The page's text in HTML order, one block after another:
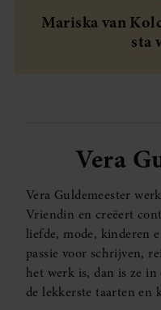
Mariska van
sta
Vera
Vera Guldemeester
Vriendin en creëert
liefde, mode, kinderen
passie voor schrijven,
het werk is, dan is ze
de lekkerste taarten en